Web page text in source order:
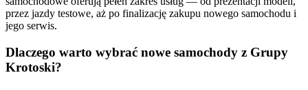
przez jazdy testowe, aż po finalizację zakupu nowego samochodu i
jego serwis.
Dlaczego warto wybrać nowe samochody z Grupy
Krotoski?